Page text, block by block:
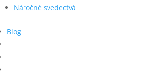
Náročné svedectvá
Blog